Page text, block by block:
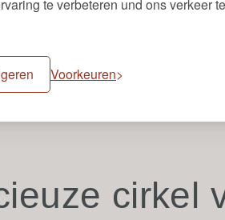
te verbeteren und ons verkeer te
Voorkeuren
cirkel